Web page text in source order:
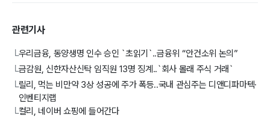
관련기사
└우리금융, 동양생명 인수 승인 `초읽기`..금융위 “안건소위 논의”
└금감원, 신한자산신탁 임직원 13명 징계..`회사 몰래 주식 거래`
└릴리, 먹는 비만약 3상 성공에 주가 폭등..국내 관심주는 디앤디파마텍·
인벤티지랩
└컬리, 네이버 쇼핑에 들어간다